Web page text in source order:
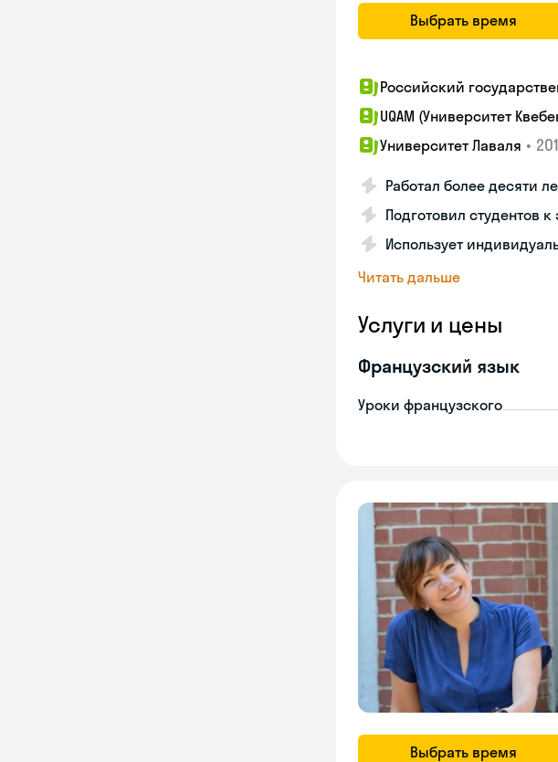
Выбрать время
Российский
UQAM (Университет
Университет Лаваля •
Работал более десяти
Подготовил студентов к
Использует
Читать дальше
Услуги и цены
Французский язык
Уроки французского
Выбрать время